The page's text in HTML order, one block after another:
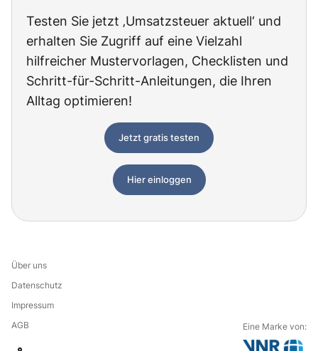
Testen Sie jetzt ‚Umsatzsteuer aktuell‘ und
erhalten Sie Zugriff auf eine Vielzahl
hilfreicher Mustervorlagen, Checklisten und
Schritt-für-Schritt-Anleitungen, die Ihren
Alltag optimieren!
Jetzt gratis testen
Hier einloggen
Über uns
Datenschutz
Impressum
AGB
Eine Marke von: